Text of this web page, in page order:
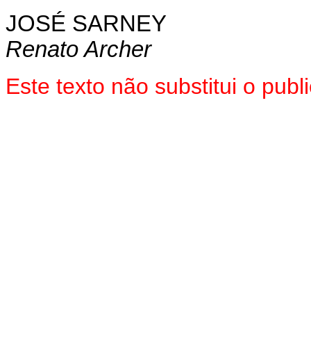
JOSÉ SARNEY
Renato Archer
Este texto não substitui o